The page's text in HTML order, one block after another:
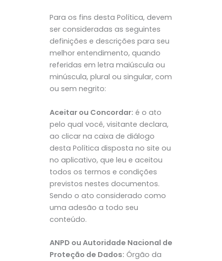
Para os fins desta Política, devem
ser consideradas as seguintes
definições e descrições para seu
melhor entendimento, quando
referidas em letra maiúscula ou
minúscula, plural ou singular, com
ou sem negrito:
Aceitar ou Concordar: é o ato
pelo qual você, visitante declara,
ao clicar na caixa de diálogo
desta Política disposta no site ou
no aplicativo, que leu e aceitou
todos os termos e condições
previstos nestes documentos.
Sendo o ato considerado como
uma adesão a todo seu
conteúdo.
ANPD ou Autoridade Nacional de
Proteção de Dados: Órgão da